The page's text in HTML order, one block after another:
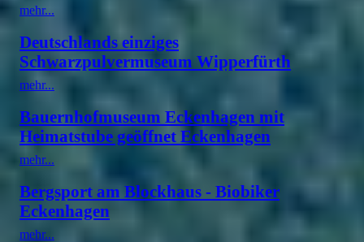
mehr...
Deutschlands einziges
Schwarzpulvermuseum Wipperfürth
mehr...
Bauernhofmuseum Eckenhagen mit
Heimatstube geöffnet Eckenhagen
mehr...
Bergsport am Blockhaus - Biobiker
Eckenhagen
mehr...